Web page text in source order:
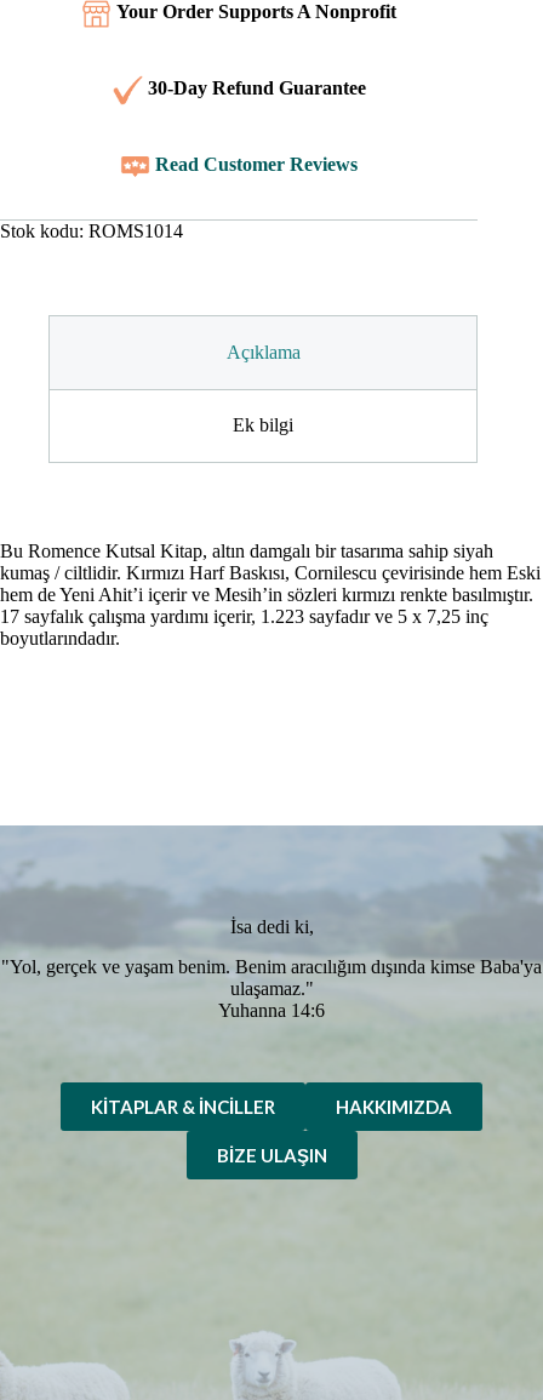
Your Order Supports A Nonprofit
30-Day Refund Guarantee
Read Customer Reviews
Stok kodu: ROMS1014
Açıklama
Ek bilgi
Bu Romence Kutsal Kitap, altın damgalı bir tasarıma sahip siyah
kumaş / ciltlidir. Kırmızı Harf Baskısı, Cornilescu çevirisinde hem Eski
hem de Yeni Ahit’i içerir ve Mesih’in sözleri kırmızı renkte basılmıştır.
17 sayfalık çalışma yardımı içerir, 1.223 sayfadır ve 5 x 7,25 inç
boyutlarındadır.
İsa dedi ki,
"Yol, gerçek ve yaşam benim. Benim aracılığım dışında kimse Baba'ya
ulaşamaz."
Yuhanna 14:6
KITAPLAR & İNCILLER HAKKIMIZDA
BIZE ULAŞIN